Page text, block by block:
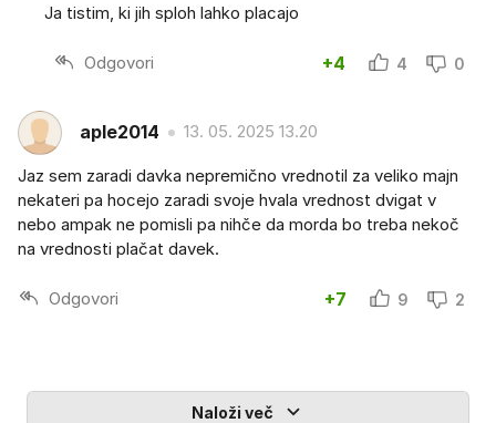
Ja tistim, ki jih sploh lahko placajo
Odgovori +4 4 0
aple2014 13. 05. 2025 13.20
Jaz sem zaradi davka nepremično vrednotil za veliko majn
nekateri pa hocejo zaradi svoje hvala vrednost dvigat v
nebo ampak ne pomisli pa nihče da morda bo treba nekoč
na vrednosti plačat davek.
Odgovori +7 9 2
Naloži več